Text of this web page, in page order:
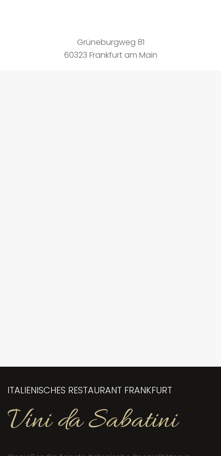
Grüneburgweg 81
60323 Frankfurt am Main
ITALIENISCHES RESTAURANT FRANKFURT
Vini da Sabatini